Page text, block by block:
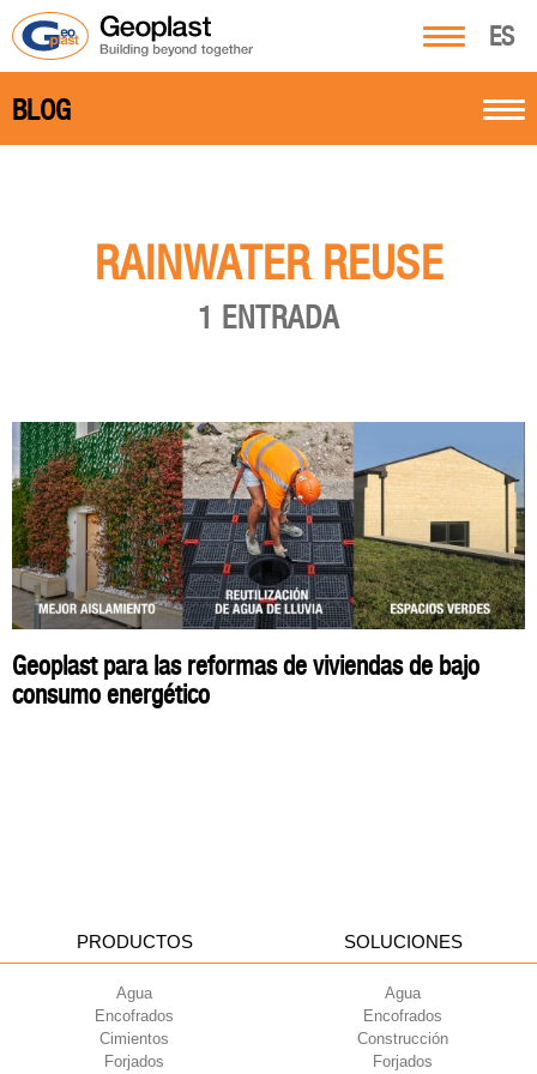
ES
BLOG
RAINWATER REUSE
1 ENTRADA
Geoplast para las reformas de viviendas de bajo
consumo energético
PRODUCTOS
Agua
Encofrados
Cimientos
Forjados
SOLUCIONES
Agua
Encofrados
Construcción
Forjados